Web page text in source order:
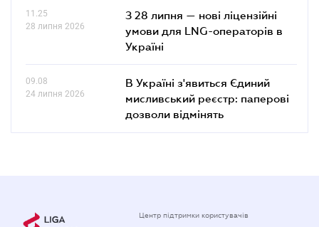
11.25
28 липня 2026
З 28 липня — нові ліцензійні
умови для LNG-операторів в
Україні
09.08
24 липня 2026
В Україні з'явиться Єдиний
мисливський реєстр: паперові
дозволи відмінять
Центр підтримки користувачів